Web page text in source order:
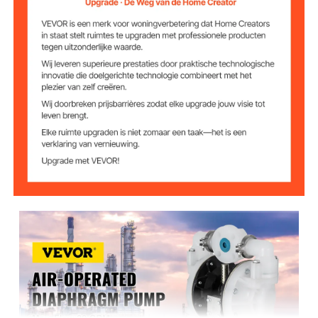
Luchtinlaatgrootte 1/2 inch (12,7 mm)
Maximaal debiet
Zuigkracht 0-5 m (0-16,4 voet)
Maximaal
stoffen
Maximale
opvoerhoogte
70 m
Maximale psi 100 psi
Zelfaanzuigend
3 m (10 ft)